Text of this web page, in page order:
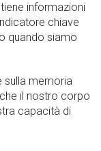
informazioni
chiave
quando siamo
sulla memoria
il nostro corpo
capacità di